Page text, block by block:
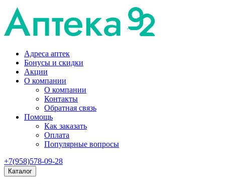
Адреса аптек
Бонусы и скидки
Акции
О компании
О компании
Контакты
Обратная связь
Помощь
Как заказать
Оплата
Популярные вопросы
+7(958)578-09-28
Каталог